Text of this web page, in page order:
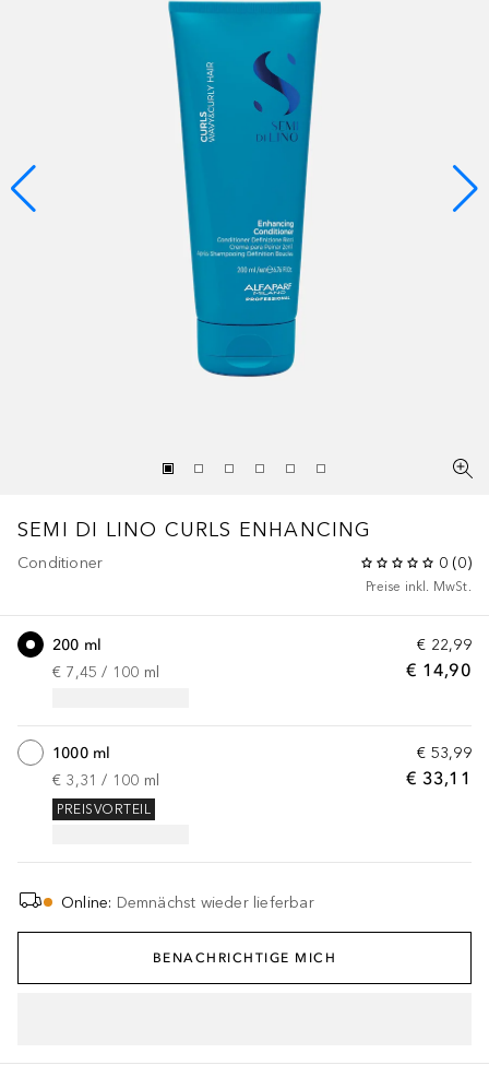
SEMI DI LINO CURLS ENHANCING
Conditioner 0 (0)
Preise inkl. MwSt.
€ 22,99
€ 14,90
200 ml
€ 7,45 / 100 ml
€ 53,99
€ 33,11
1000 ml
€ 3,31 / 100 ml
PREISVORTEIL
Online: Demnächst wieder lieferbar
BENACHRICHTIGE MICH